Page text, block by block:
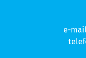
e-